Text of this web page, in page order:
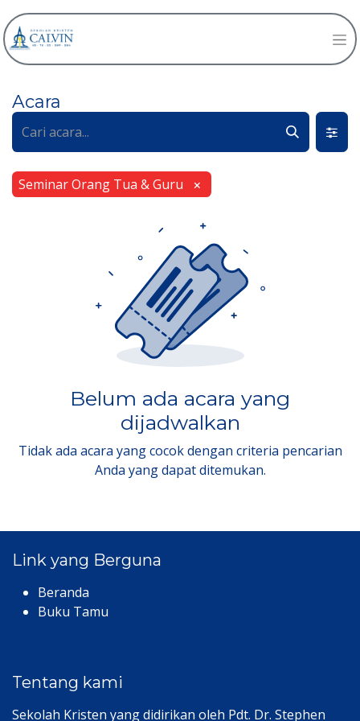
Acara
Seminar Orang Tua & Guru ×
Belum ada acara yang
dijadwalkan
Tidak ada acara yang cocok dengan criteria pencarian
Anda yang dapat ditemukan.
Link yang Berguna
Beranda
Buku Tamu
Tentang kami
Sekolah Kristen yang didirikan oleh Pdt. Dr. Stephen